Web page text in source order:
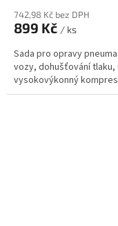
produktu
je
z
5
hvězdiček.
742,98 Kč bez DPH
899 Kč / ks
Sada pro opravy
vozy, dohušťování tlaku,
vysokovýkonný